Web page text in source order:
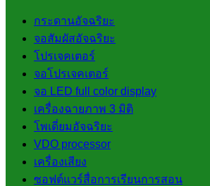
กระดานอัจฉริยะ
จอสัมผัสอัจฉริยะ
โปรเจคเตอร์
จอโปรเจคเตอร์
จอ LED full color display
เครื่องฉายภาพ 3 มิติ
โพเดี่ยมอัจฉริยะ
VDO processor
เครื่องเสียง
ซอฟต์แวร์สื่อการเรียนการสอน